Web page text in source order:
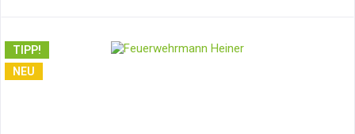
TIPP!
NEU